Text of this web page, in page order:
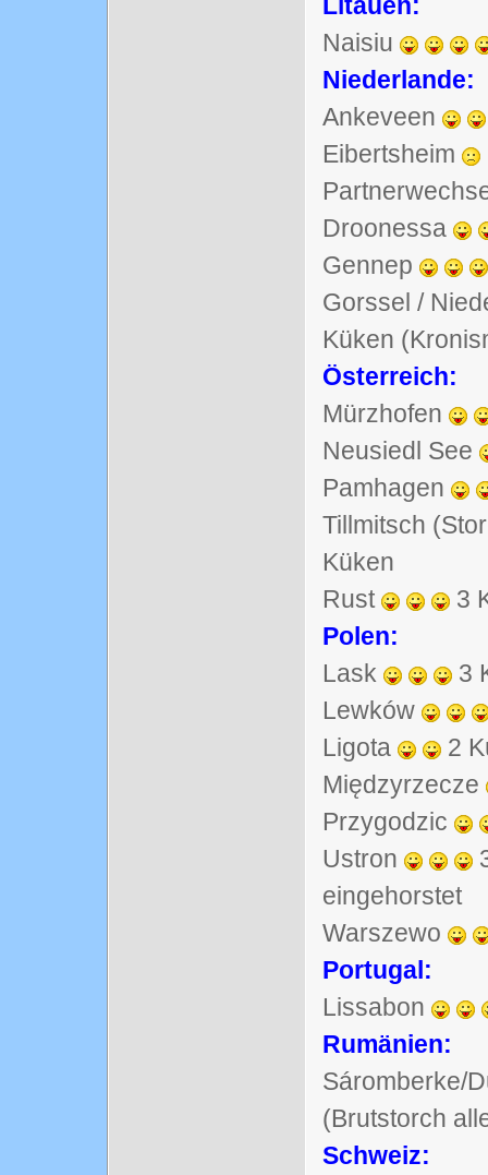
Litauen:
Naisiu
Niederlande:
Ankeveen
Eibertsheim
Droonessa
Gennep
Gorssel /
Küken
Österreich:
Mürzhofen
Neusiedl See
Pamhagen
Tillmitsch
Küken
Rust
3
Polen:
Lask
3
Lewków
Ligota
2
Międzyrzecze
Przygodzic
Ustron
eingehorstet
Warszewo
Portugal:
Lissabon
Rumänien:
Sáromberke/
(Brutstorch
Schweiz: